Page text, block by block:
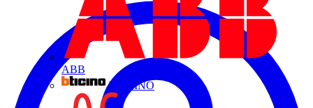
ABB
BTICINO